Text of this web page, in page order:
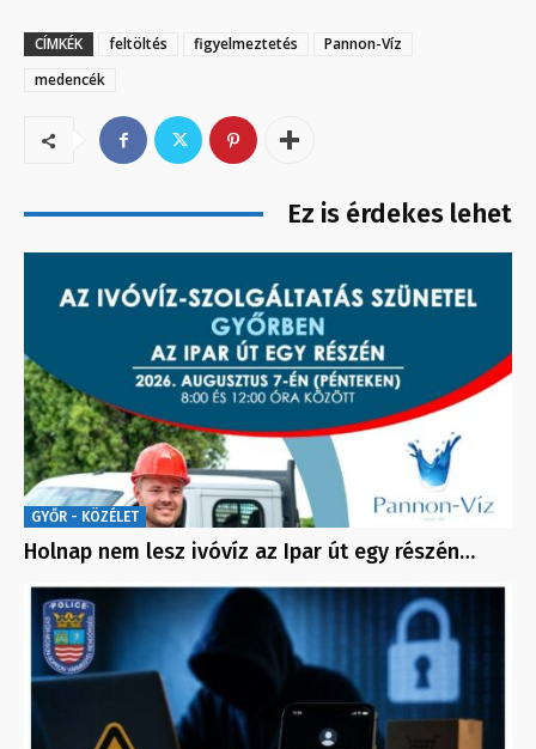
CÍMKÉK feltöltés figyelmeztetés
Pannon-Víz
medencék
Ez is érdekes lehet
GYŐR - KÖZÉLET
Holnap nem lesz ivóvíz az Ipar út egy részén…